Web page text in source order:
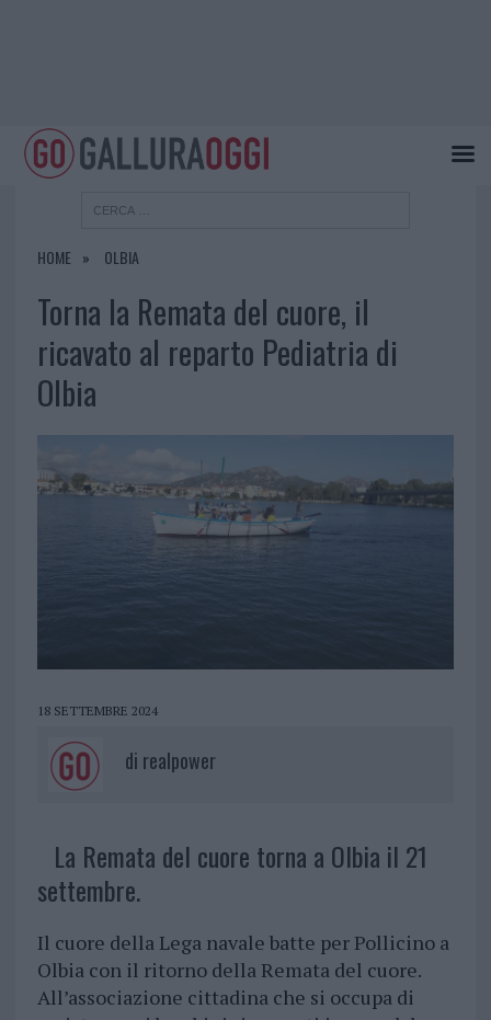
HOME OLBIA
Torna la Remata del cuore, il
ricavato al reparto Pediatria di
Olbia
18 SETTEMBRE 2024
di realpower
La Remata del cuore torna a Olbia il 21
settembre.
Il cuore della Lega navale batte per Pollicino a
Olbia con il ritorno della Remata del cuore.
All’associazione cittadina che si occupa di